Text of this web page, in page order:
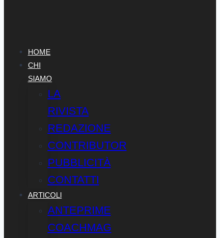
HOME
CHI
SIAMO
LA
RIVISTA
REDAZIONE
CONTRIBUTOR
PUBBLICITÀ
CONTATTI
ARTICOLI
ANTEPRIME
COACHMAG